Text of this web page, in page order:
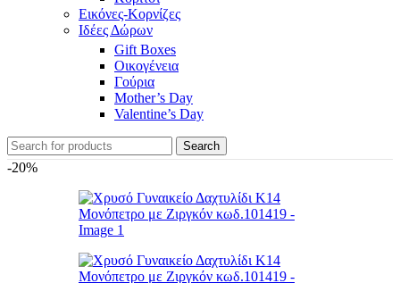
Εικόνες-Κορνίζες
Ιδέες Δώρων
Gift Boxes
Οικογένεια
Γούρια
Mother’s Day
Valentine’s Day
Search
-20%